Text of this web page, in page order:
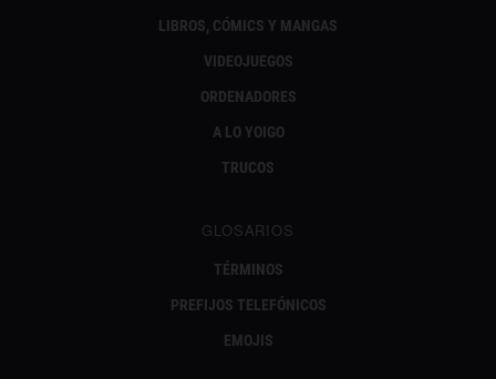
LIBROS, CÓMICS Y MANGAS
VIDEOJUEGOS
ORDENADORES
A LO YOIGO
TRUCOS
GLOSARIOS
TÉRMINOS
PREFIJOS TELEFÓNICOS
EMOJIS